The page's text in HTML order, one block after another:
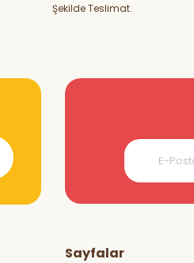
Şekilde Teslimat.
Sayfalar